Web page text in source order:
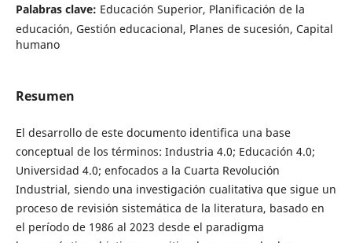
Palabras clave: Educación Superior, Planificación de la
educación, Gestión educacional, Planes de sucesión, Capital
humano
Resumen
El desarrollo de este documento identifica una base
conceptual de los términos: Industria 4.0; Educación 4.0;
Universidad 4.0; enfocados a la Cuarta Revolución
Industrial, siendo una investigación cualitativa que sigue un
proceso de revisión sistemática de la literatura, basado en
el período de 1986 al 2023 desde el paradigma